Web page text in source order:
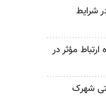
شرایط
مؤثر در
شهرک